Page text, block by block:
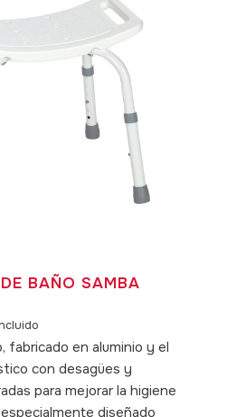
BAÑO SAMBA
fabricado en aluminio y el
con desagües y
para mejorar la higiene
diseñado